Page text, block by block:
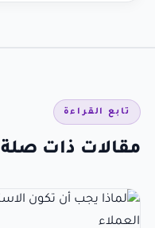
تابع القراءة
مقالات ذات صلة